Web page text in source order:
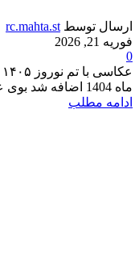
ارسال توسط rc.mahta.st
فوریه 21, 2026
0
ماه 1404 اضافه شد بوی عیدی، بوی توپ...
ادامه مطلب